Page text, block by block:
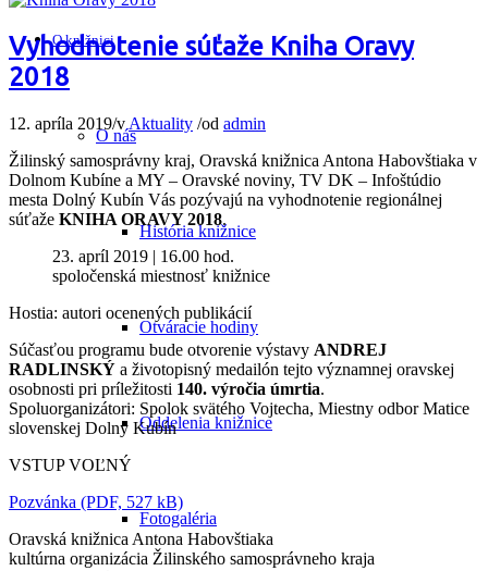
O knižnici
O nás
História knižnice
Otváracie hodiny
Oddelenia knižnice
Fotogaléria
Vyhodnotenie súťaže Kniha Oravy
2018
12. apríla 2019/v Aktuality /od admin
Žilinský samosprávny kraj, Oravská knižnica Antona Habovštiaka v
Dolnom Kubíne a MY – Oravské noviny, TV DK – Infoštúdio
mesta Dolný Kubín Vás pozývajú na vyhodnotenie regionálnej
súťaže KNIHA ORAVY 2018.
23. apríl 2019 | 16.00 hod.
spoločenská miestnosť knižnice
Hostia: autori ocenených publikácií
Súčasťou programu bude otvorenie výstavy ANDREJ
RADLINSKÝ a životopisný medailón tejto významnej oravskej
osobnosti pri príležitosti 140. výročia úmrtia.
Spoluorganizátori: Spolok svätého Vojtecha, Miestny odbor Matice
slovenskej Dolný Kubín
VSTUP VOĽNÝ
Pozvánka (PDF, 527 kB)
Oravská knižnica Antona Habovštiaka
kultúrna organizácia Žilinského samosprávneho kraja